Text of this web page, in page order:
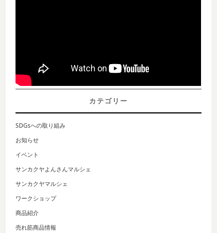
カテゴリー
SDGsへの取り組み
お知らせ
イベント
サンカクヤよんさんマルシェ
サンカクヤマルシェ
ワークショップ
商品紹介
売れ筋商品情報